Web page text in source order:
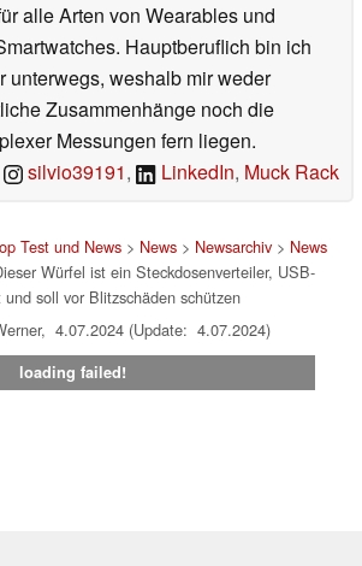
alle Arten von Wearables und
Hauptberuflich bin ich
unterwegs, weshalb mir weder
Zusammenhänge noch die
Messungen fern liegen.
silvio39191, LinkedIn, Muck Rack
Test und News> News> Newsarchiv> News
Würfel ist ein Steckdosenverteiler, USB-
und soll vor Blitzschäden schützen
4.07.2024 (Update: 4.07.2024)
loading failed!